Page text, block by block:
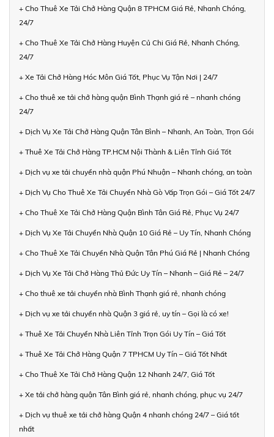
+ Cho Thuê Xe Tải Chở Hàng Quận 8 TPHCM Giá Rẻ, Nhanh Chóng,
24/7
+ Cho Thuê Xe Tải Chở Hàng Huyện Củ Chi Giá Rẻ, Nhanh Chóng,
24/7
+ Xe Tải Chở Hàng Hóc Môn Giá Tốt, Phục Vụ Tận Nơi | 24/7
+ Cho thuê xe tải chở hàng quận Bình Thạnh giá rẻ – nhanh chóng
24/7
+ Dịch Vụ Xe Tải Chở Hàng Quận Tân Bình – Nhanh, An Toàn, Trọn Gói
+ Thuê Xe Tải Chở Hàng TP.HCM Nội Thành & Liên Tỉnh Giá Tốt
+ Dịch vụ xe tải chuyển nhà quận Phú Nhuận – Nhanh chóng, an toàn
+ Dịch Vụ Cho Thuê Xe Tải Chuyển Nhà Gò Vấp Trọn Gói – Giá Tốt 24/7
+ Cho Thuê Xe Tải Chở Hàng Quận Bình Tân Giá Rẻ, Phục Vụ 24/7
+ Dịch Vụ Xe Tải Chuyển Nhà Quận 10 Giá Rẻ – Uy Tín, Nhanh Chóng
+ Cho Thuê Xe Tải Chuyển Nhà Quận Tân Phú Giá Rẻ | Nhanh Chóng
+ Dịch Vụ Xe Tải Chở Hàng Thủ Đức Uy Tín – Nhanh – Giá Rẻ – 24/7
+ Cho thuê xe tải chuyển nhà Bình Thạnh giá rẻ, nhanh chóng
+ Dịch vụ xe tải chuyển nhà Quận 3 giá rẻ, uy tín – Gọi là có xe!
+ Thuê Xe Tải Chuyển Nhà Liên Tỉnh Trọn Gói Uy Tín – Giá Tốt
+ Thuê Xe Tải Chở Hàng Quận 7 TPHCM Uy Tín – Giá Tốt Nhất
+ Cho Thuê Xe Tải Chở Hàng Quận 12 Nhanh 24/7, Giá Tốt
+ Xe tải chở hàng quận Tân Bình giá rẻ, nhanh chóng, phục vụ 24/7
+ Dịch vụ thuê xe tải chở hàng Quận 4 nhanh chóng 24/7 – Giá tốt
nhất